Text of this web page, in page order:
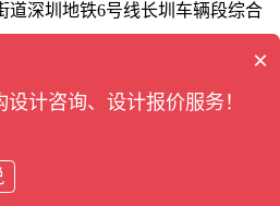
道深圳地铁6号线长圳车辆段综合
计 公司
×
计咨询、设计报价服务！